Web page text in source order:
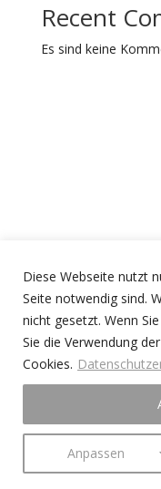
Diese Webseite nutzt
Seite notwendig sind.
nicht gesetzt. Wenn
Sie die Verwendung
Cookies.
Anpassen
Recent
Es sind keine